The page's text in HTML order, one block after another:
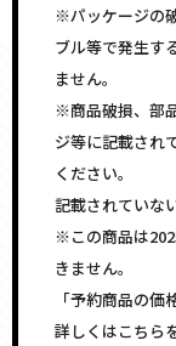
※パッケージの
ブル等で発生す
ません。
※商品破損、部
ジ等に記載され
ください。
記載されていな
※この商品は
きません。
「予約商品の価
詳しくはこちら